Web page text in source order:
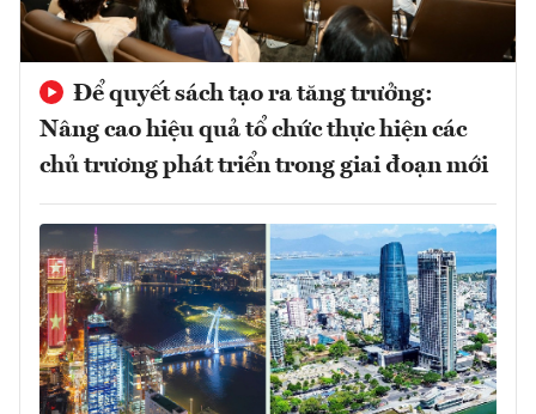
Để quyết sách tạo ra tăng trưởng:
Nâng cao hiệu quả tổ chức thực hiện các
chủ trương phát triển trong giai đoạn mới